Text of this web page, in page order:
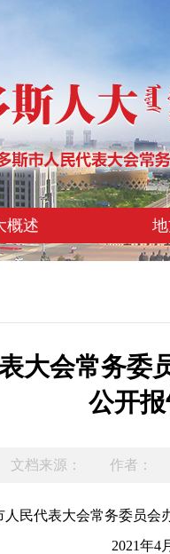
概述
大会常务委
公开
文档来源： 作者：
人民代表大会常务委员会
2021年4